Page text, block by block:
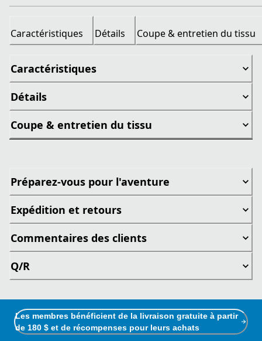
Caractéristiques Détails Coupe & entretien du tissu
Caractéristiques
Détails
Coupe & entretien du tissu
Préparez-vous pour l'aventure
Expédition et retours
Commentaires des clients
Q/R
Les membres bénéficient de la livraison gratuite à partir
de 180 $ et de récompenses pour leurs achats